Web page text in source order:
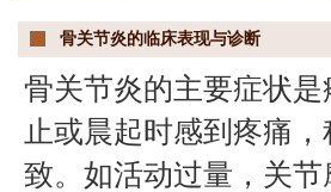
骨关节炎的临床表现与诊断
骨关节炎的主要症状
止或晨起时感到疼痛
致。如活动过量，关